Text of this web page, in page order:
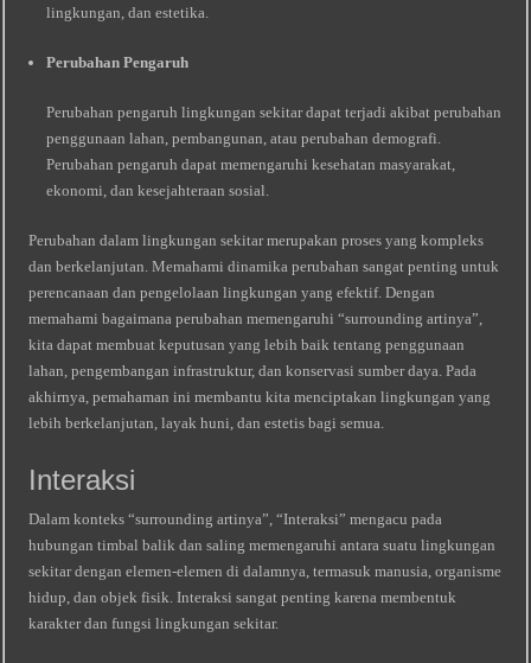
lingkungan, dan estetika.
Perubahan Pengaruh
Perubahan pengaruh lingkungan sekitar dapat terjadi akibat perubahan
penggunaan lahan, pembangunan, atau perubahan demografi.
Perubahan pengaruh dapat memengaruhi kesehatan masyarakat,
ekonomi, dan kesejahteraan sosial.
Perubahan dalam lingkungan sekitar merupakan proses yang kompleks
dan berkelanjutan. Memahami dinamika perubahan sangat penting untuk
perencanaan dan pengelolaan lingkungan yang efektif. Dengan
memahami bagaimana perubahan memengaruhi “surrounding artinya”,
kita dapat membuat keputusan yang lebih baik tentang penggunaan
lahan, pengembangan infrastruktur, dan konservasi sumber daya. Pada
akhirnya, pemahaman ini membantu kita menciptakan lingkungan yang
lebih berkelanjutan, layak huni, dan estetis bagi semua.
Interaksi
Dalam konteks “surrounding artinya”, “Interaksi” mengacu pada
hubungan timbal balik dan saling memengaruhi antara suatu lingkungan
sekitar dengan elemen-elemen di dalamnya, termasuk manusia, organisme
hidup, dan objek fisik. Interaksi sangat penting karena membentuk
karakter dan fungsi lingkungan sekitar.